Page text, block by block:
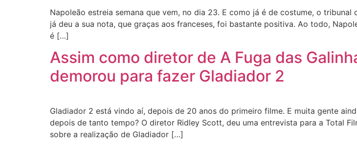
Napoleão estreia semana que vem, no dia 23. E como já é de costume, o
já deu a sua nota, que graças aos franceses, foi bastante positiva. Ao todo,
é […]
Assim como diretor de A Fuga das
demorou para fazer Gladiador 2
Gladiador 2 está vindo aí, depois de 20 anos do primeiro filme. E muita gente
depois de tanto tempo? O diretor Ridley Scott, deu uma entrevista para a Total
sobre a realização de Gladiador […]